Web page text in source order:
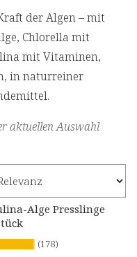
der Algen – mit
Chlorella mit
mit Vitaminen,
in naturreiner
aktuellen Auswahl
Alge Presslinge
(178)